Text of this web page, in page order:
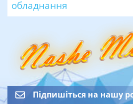
обладнання
Підпишіться на нашу